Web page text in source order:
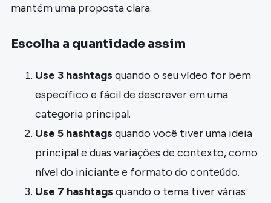
mantém uma proposta clara.
Escolha a quantidade assim
Use 3 hashtags quando o seu vídeo for bem
específico e fácil de descrever em uma
categoria principal.
Use 5 hashtags quando você tiver uma ideia
principal e duas variações de contexto, como
nível do iniciante e formato do conteúdo.
Use 7 hashtags quando o tema tiver várias